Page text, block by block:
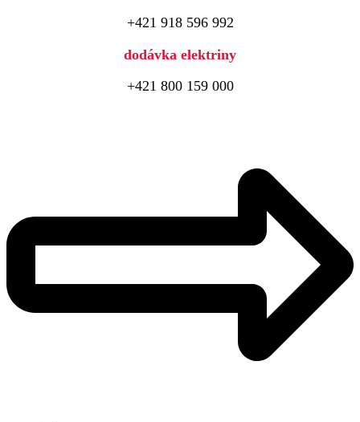
+421 918 596 992
dodávka elektriny
+421 800 159 000